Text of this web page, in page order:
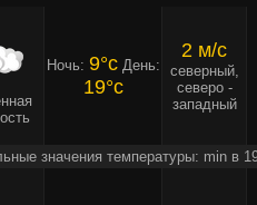
Ночь: 9°cДень:
19°c
2 м/c
северный,
северо -
западный
значения температуры: min в